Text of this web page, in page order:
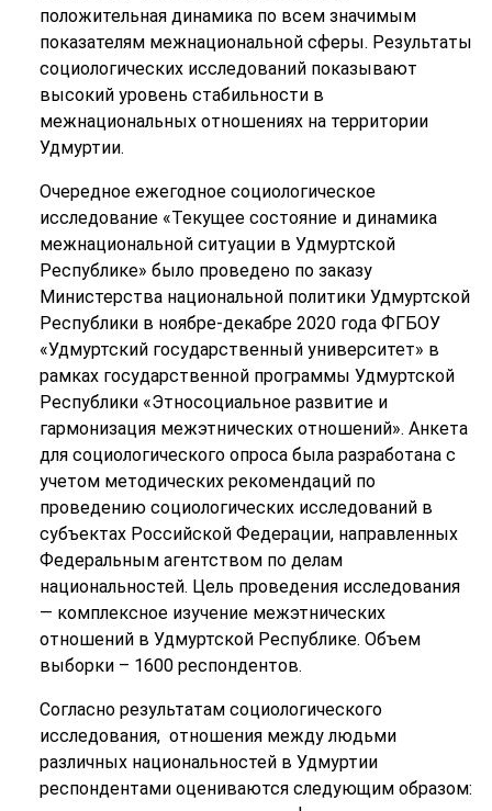
положительная динамика по всем значимым
показателям межнациональной сферы. Результаты
социологических исследований показывают
высокий уровень стабильности в
межнациональных отношениях на территории
Удмуртии.
Очередное ежегодное социологическое
исследование «Текущее состояние и динамика
межнациональной ситуации в Удмуртской
Республике» было проведено по заказу
Министерства национальной политики Удмуртской
Республики в ноябре-декабре 2020 года ФГБОУ
«Удмуртский государственный университет» в
рамках государственной программы Удмуртской
Республики «Этносоциальное развитие и
гармонизация межэтнических отношений». Анкета
для социологического опроса была разработана с
учетом методических рекомендаций по
проведению социологических исследований в
субъектах Российской Федерации, направленных
Федеральным агентством по делам
национальностей. Цель проведения исследования
— комплексное изучение межэтнических
отношений в Удмуртской Республике. Объем
выборки – 1600 респондентов.
Согласно результатам социологического
исследования, отношения между людьми
различных национальностей в Удмуртии
респондентами оцениваются следующим образом: